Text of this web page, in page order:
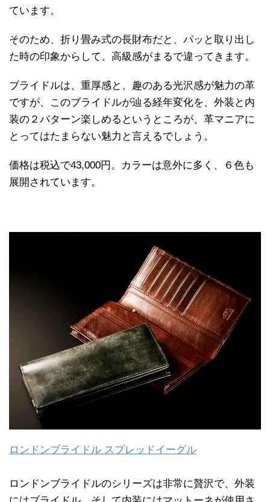
ています。
そのため、折り畳み式の長財布だと、パッと取り出し
た時の印象からして、高級感がまるで違ってきます。
ブライドルは、重厚感と、趣のある光沢感が魅力の革
ですが、このブライドルが辿る経年変化を、外装と内
装の２パターン楽しめるというところが、革マニアに
とってはたまらない魅力と言えるでしょう。
価格は税込で43,000円。カラーは意外に多く、６色も
展開されています。
ロンドンブライドル スプレッドイーグル
ロンドンブライドルのシリーズは非常に贅沢で、外装